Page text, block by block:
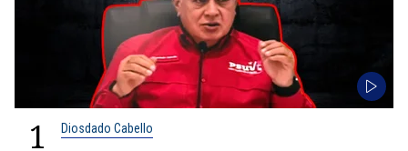
1 Diosdado Cabello